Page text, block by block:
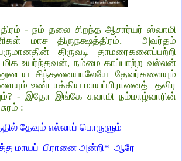
- நம் தலை சிறந்த ஆசார்யர் ஸ்வாமி
மாச திருநக்ஷத்திரம். அவர்தம்
திருவடி தாமரைகளைப்பற்றி
உயர்ந்தவன், நம்மை காப்பாற்ற வல்லன்
சிந்தனையாலேயே தேவர்களையும்
உண்டாக்கிய மாயப்பிரானைத் தவிர
- இதோ இங்கே சுவாமி நம்மாழ்வாரின்
:
தேவும் எல்லாப் பொருளும்
மாயப் பிரானை அன்றி* ஆரே